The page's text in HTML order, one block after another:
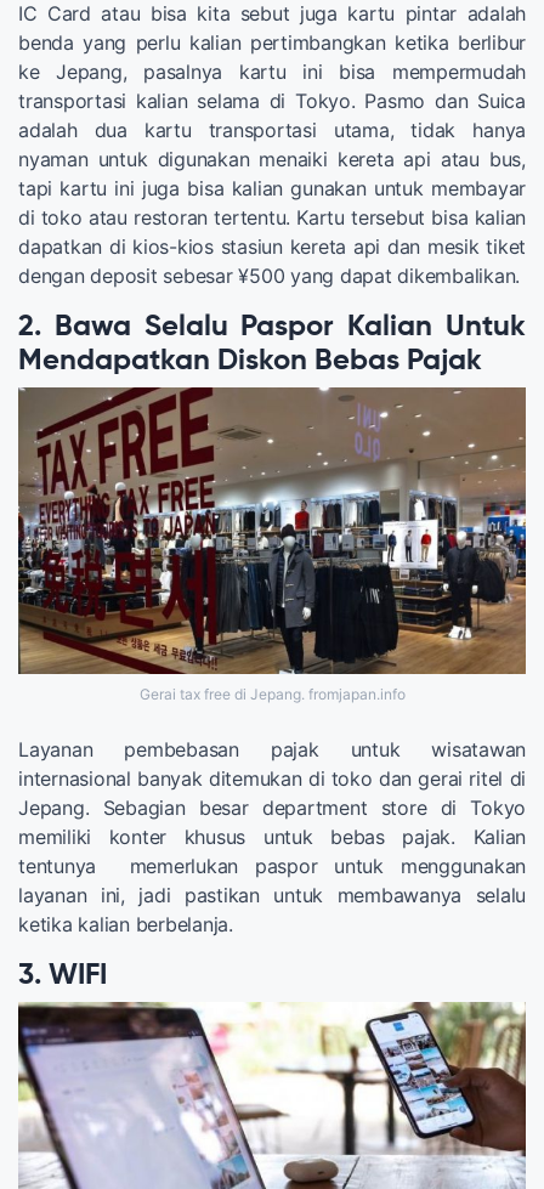
IC Card atau bisa kita sebut juga kartu pintar adalah
benda yang perlu kalian pertimbangkan ketika berlibur
ke Jepang, pasalnya kartu ini bisa mempermudah
transportasi kalian selama di Tokyo. Pasmo dan Suica
adalah dua kartu transportasi utama, tidak hanya
nyaman untuk digunakan menaiki kereta api atau bus,
tapi kartu ini juga bisa kalian gunakan untuk membayar
di toko atau restoran tertentu. Kartu tersebut bisa kalian
dapatkan di kios-kios stasiun kereta api dan mesik tiket
dengan deposit sebesar ¥500 yang dapat dikembalikan.
2. Bawa Selalu Paspor Kalian Untuk
Mendapatkan Diskon Bebas Pajak
Gerai tax free di Jepang. fromjapan.info
Layanan pembebasan pajak untuk wisatawan
internasional banyak ditemukan di toko dan gerai ritel di
Jepang. Sebagian besar department store di Tokyo
memiliki konter khusus untuk bebas pajak. Kalian
tentunya memerlukan paspor untuk menggunakan
layanan ini, jadi pastikan untuk membawanya selalu
ketika kalian berbelanja.
3. WIFI